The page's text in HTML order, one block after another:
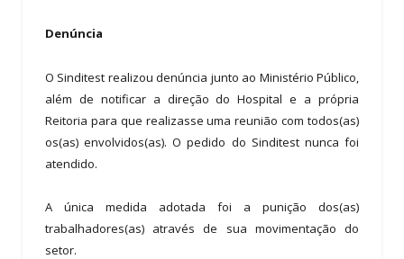
Denúncia
O Sinditest realizou denúncia junto ao Ministério Público,
além de notificar a direção do Hospital e a própria
Reitoria para que realizasse uma reunião com todos(as)
os(as) envolvidos(as). O pedido do Sinditest nunca foi
atendido.
A única medida adotada foi a punição dos(as)
trabalhadores(as) através de sua movimentação do
setor.